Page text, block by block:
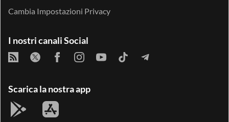
Cambia Impostazioni Privacy
I nostri canali Social
Scarica la nostra app